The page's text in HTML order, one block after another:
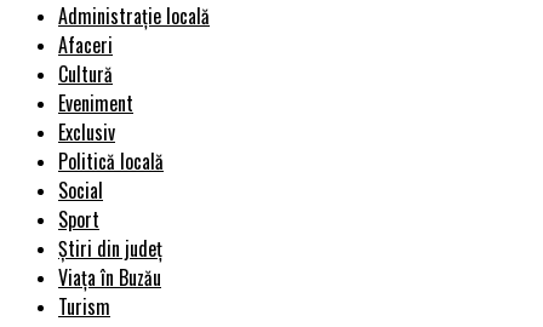
Administrație locală
Afaceri
Cultură
Eveniment
Exclusiv
Politică locală
Social
Sport
Știri din județ
Viața în Buzău
Turism